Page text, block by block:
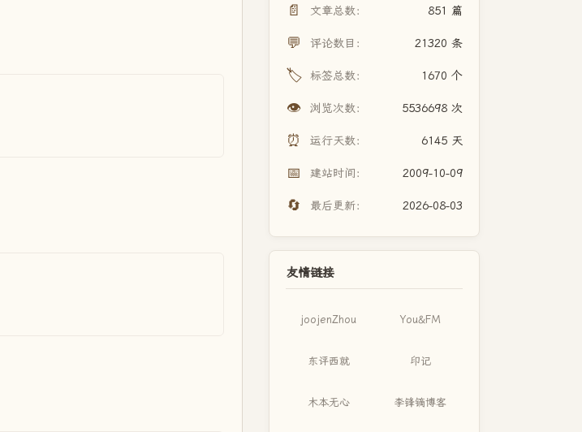
📄 文章总数： 851 篇
💬 评论数目： 21320 条
🏷️ 标签总数： 1670 个
👁️ 浏览次数： 5536698 次
⏰ 运行天数： 6145 天
📅 建站时间： 2009-10-09
🔄 最后更新： 2026-08-03
友情链接
joojenZhou You&FM
东评西就 印记
木本无心 李锋镝博客